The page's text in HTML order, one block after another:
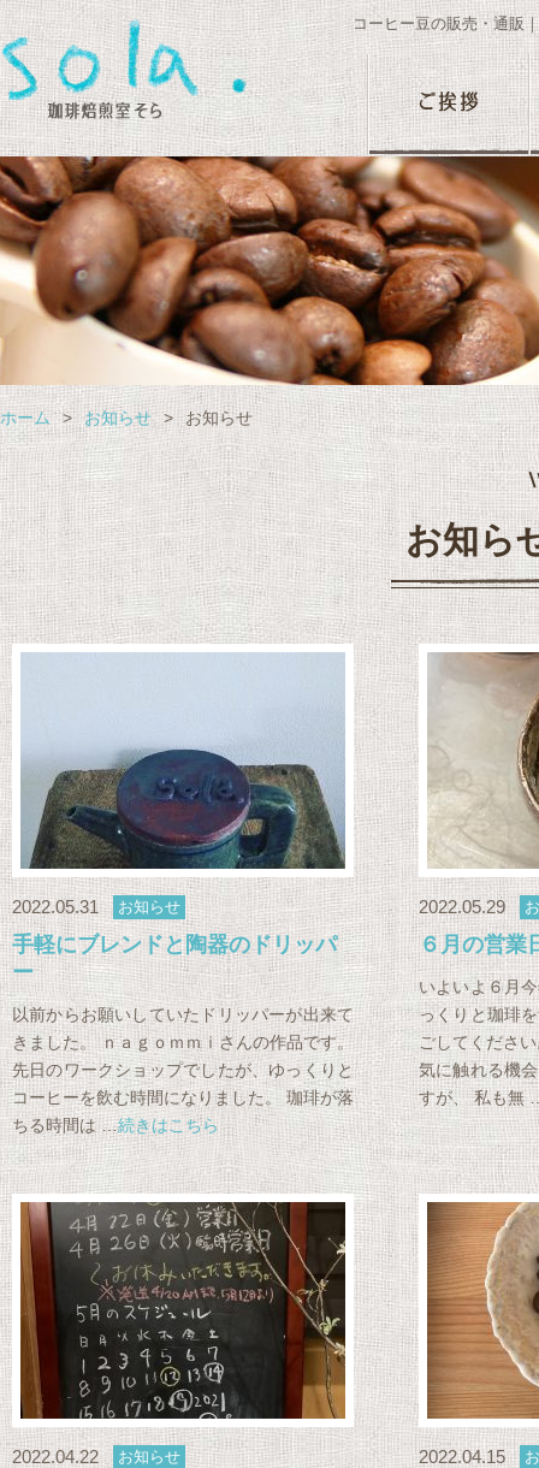
コーヒー豆の販売・通販
ホーム > お知らせ > お知らせ
I
お知ら
2022.05.31 お知らせ
手軽にブレンドと陶器のドリッパ
ー
以前からお願いしていたドリッパーが出来て
きました。 ｎａｇｏｍｍｉさんの作品です。
先日のワークショップでしたが、ゆっくりと
コーヒーを飲む時間になりました。 珈琲が落
ちる時間は …続きはこちら
2022.05.29
６月の営業
いよいよ６月
っくりと珈琲
ごしてくださ
気に触れる機
すが、 私も無
2022.04.22 お知らせ 2022.04.15